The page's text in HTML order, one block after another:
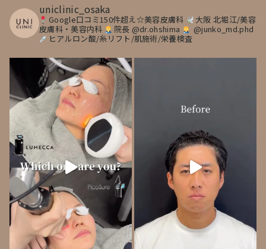
uniclinic_osaka
Google口コミ150件超え☆美容皮膚科
大阪 北堀江/美容
皮膚科・美容内科
院長 @dr.ohshima
@junko_md.phd
ヒアルロン酸/糸リフト/肌施術/栄養検査